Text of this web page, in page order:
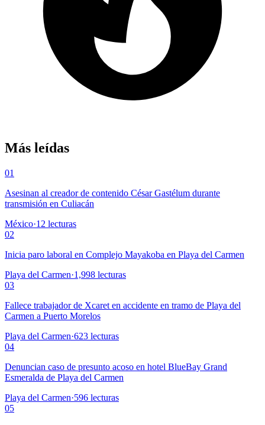
Más leídas
01
Asesinan al creador de contenido César Gastélum durante
transmisión en Culiacán
México·12 lecturas
02
Inicia paro laboral en Complejo Mayakoba en Playa del Carmen
Playa del Carmen·1,998 lecturas
03
Fallece trabajador de Xcaret en accidente en tramo de Playa del
Carmen a Puerto Morelos
Playa del Carmen·623 lecturas
04
Denuncian caso de presunto acoso en hotel BlueBay Grand
Esmeralda de Playa del Carmen
Playa del Carmen·596 lecturas
05